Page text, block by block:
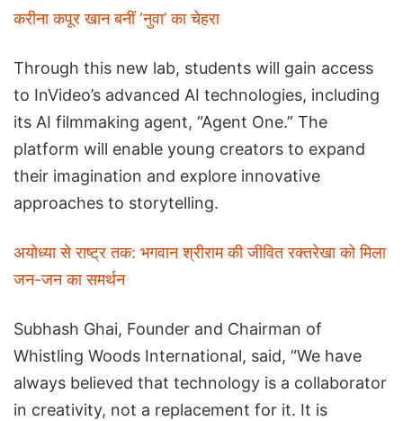
करीना कपूर खान बनीं ‘नुवा’ का चेहरा
Through this new lab, students will gain access
to InVideo’s advanced AI technologies, including
its AI filmmaking agent, “Agent One.” The
platform will enable young creators to expand
their imagination and explore innovative
approaches to storytelling.
अयोध्या से राष्ट्र तक: भगवान श्रीराम की जीवित रक्तरेखा को मिला
जन-जन का समर्थन
Subhash Ghai, Founder and Chairman of
Whistling Woods International, said, “We have
always believed that technology is a collaborator
in creativity, not a replacement for it. It is